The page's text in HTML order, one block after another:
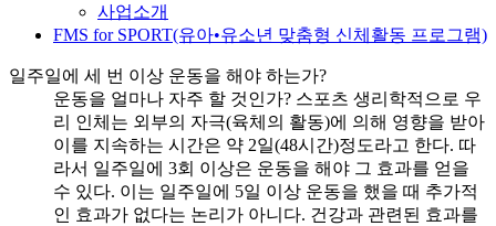
사업소개
FMS for SPORT(유아•유소년 맞춤형 신체활동 프로그램)
일주일에 세 번 이상 운동을 해야 하는가?
운동을 얼마나 자주 할 것인가? 스포츠 생리학적으로 우
리 인체는 외부의 자극(육체의 활동)에 의해 영향을 받아
이를 지속하는 시간은 약 2일(48시간)정도라고 한다. 따
라서 일주일에 3회 이상은 운동을 해야 그 효과를 얻을
수 있다. 이는 일주일에 5일 이상 운동을 했을 때 추가적
인 효과가 없다는 논리가 아니다. 건강과 관련된 효과를